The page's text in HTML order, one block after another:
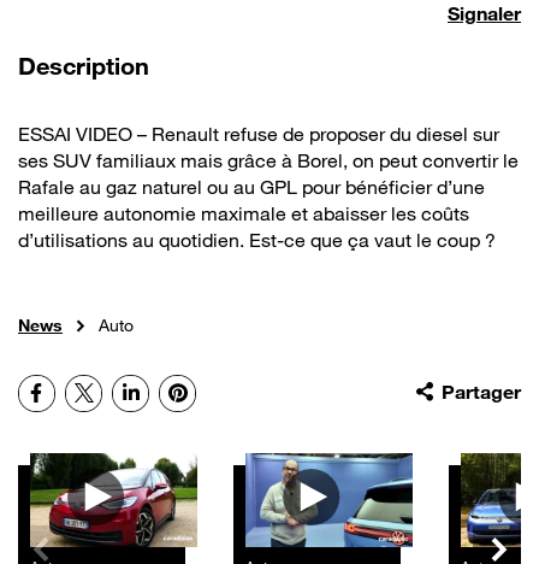
Signaler
Description
ESSAI VIDEO – Renault refuse de proposer du diesel sur
ses SUV familiaux mais grâce à Borel, on peut convertir le
Rafale au gaz naturel ou au GPL pour bénéficier d’une
meilleure autonomie maximale et abaisser les coûts
d’utilisations au quotidien. Est-ce que ça vaut le coup ?
News Auto
Partager
Facebook
X LinkedInPinterest
Autres vidéos